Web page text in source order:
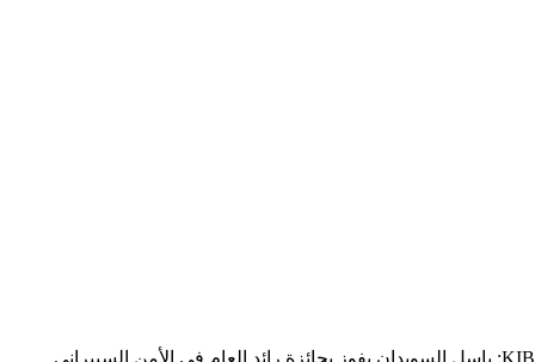
KIB: باسل السويدان يفوز بجائزة رائد العام في الأمن السيبراني